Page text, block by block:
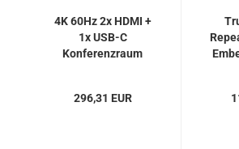
4K 60Hz 2x HDMI +
1x USB-C
Konferenzraum
4K6G
296,31 EUR